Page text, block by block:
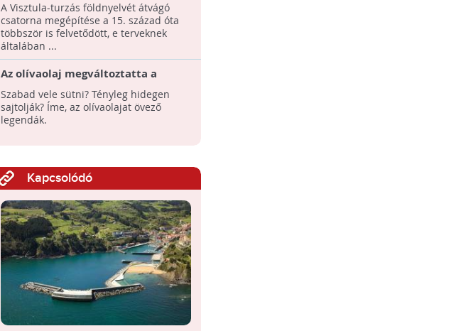
A Visztula-turzás földnyelvét átvágó
csatorna megépítése a 15. század óta
többször is felvetődött, e terveknek
általában ...
Az olívaolaj megváltoztatta a
világot | 2. rész
Szabad vele sütni? Tényleg hidegen
sajtolják? Íme, az olívaolajat övező
legendák.
Kapcsolódó